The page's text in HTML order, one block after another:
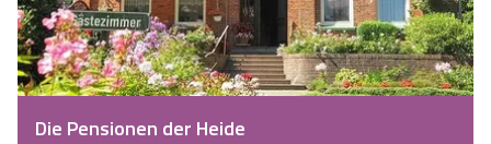
Die Pensionen der Heide